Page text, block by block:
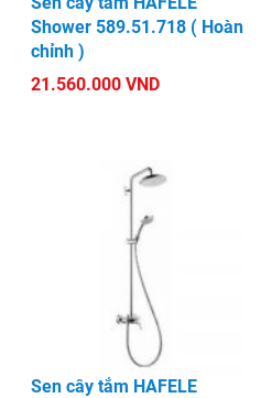
Shower 589.51.718 ( Hoàn
chỉnh )
21.560.000 VND
Sen cây tắm HAFELE